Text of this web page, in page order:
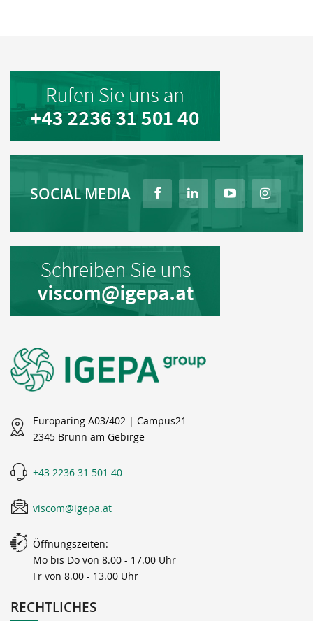
SOCIAL MEDIA
Europaring A03/402 | Campus21
2345 Brunn am Gebirge
+43 2236 31 501 40
viscom@igepa.at
Öffnungszeiten:
Mo bis Do von 8.00 - 17.00 Uhr
Fr von 8.00 - 13.00 Uhr
RECHTLICHES